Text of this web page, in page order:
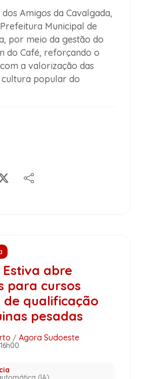
Amigos da Cavalgada,
Municipal de
por meio da gestão do
do Café, reforçando o
a valorização das
popular do
abre
para cursos
qualificação
pesadas
/ Agora Sudoeste